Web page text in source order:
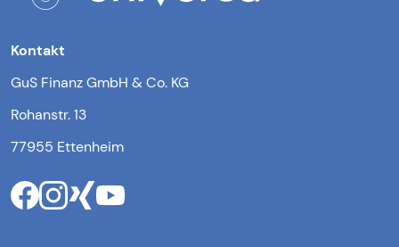
Kontakt
GuS Finanz GmbH & Co. KG
Rohanstr. 13
77955 Ettenheim